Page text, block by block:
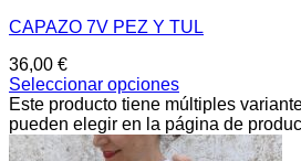
CAPAZO 7V PEZ Y TUL
36,00 €
Seleccionar opciones
Este producto tiene múltiples
pueden elegir en la página de